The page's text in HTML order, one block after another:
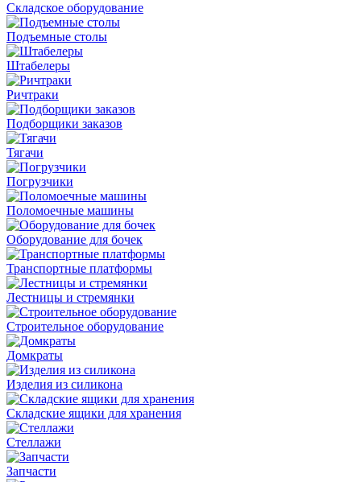
Складское оборудование
Подъемные столы
Штабелеры
Ричтраки
Подборщики заказов
Тягачи
Погрузчики
Поломоечные машины
Оборудование для бочек
Транспортные платформы
Лестницы и стремянки
Строительное оборудование
Домкраты
Изделия из силикона
Складские ящики для хранения
Стеллажи
Запчасти